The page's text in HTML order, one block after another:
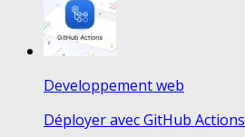
Developpement web
Déployer avec GitHub Actions